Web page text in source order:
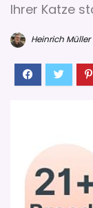
Ihrer Katze
Heinrich Müller